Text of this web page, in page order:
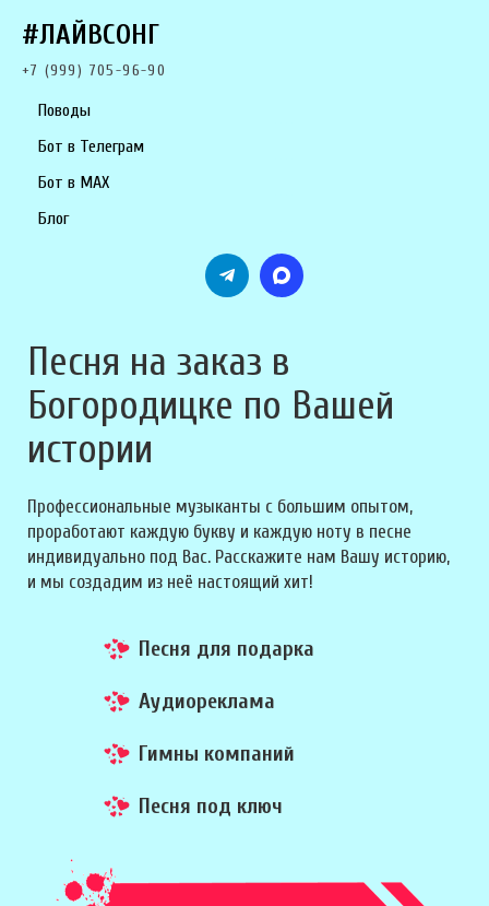
#ЛАЙВСОНГ
+7 (999) 705-96-90
Поводы
Бот в Телеграм
Бот в MAX
Блог
Песня на заказ в
Богородицке по Вашей
истории
Профессиональные музыканты с большим опытом,
проработают каждую букву и каждую ноту в песне
индивидуально под Вас. Расскажите нам Вашу историю,
и мы создадим из неё настоящий хит!
Песня для подарка
Аудиореклама
Гимны компаний
Песня под ключ